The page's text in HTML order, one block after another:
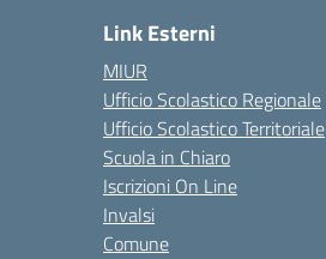
Link Esterni
MIUR
Ufficio Scolastico Regionale
Ufficio Scolastico Territoriale
Scuola in Chiaro
Iscrizioni On Line
Invalsi
Comune